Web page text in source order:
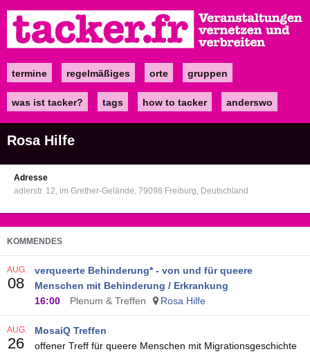
zum
Inhalt
Maintermine regelmäßiges orte gruppen
was ist tacker? tags how to tacker anderswo
Rosa Hilfe
Adresse
adlerstr. 12 im Grether-Gelände 79098 Freiburg Deutschland
KOMMENDES
verqueerte Behinderung* - von und für queere
Menschen mit Behinderung / Erkrankung
16:00
Plenum & Treffen Rosa Hilfe
AUG.
08
MosaiQ Treffen
offener Treff für queere Menschen mit Migrationsgeschichte
AUG.
26